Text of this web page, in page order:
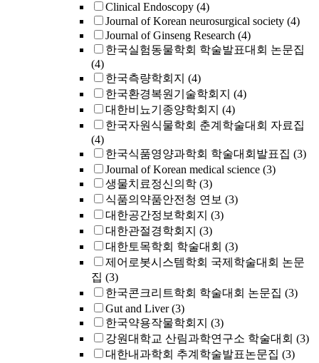
Clinical Endoscopy (4)
Journal of Korean neurosurgical society (4)
Journal of Ginseng Research (4)
한국실험동물학회 학술발표대회 논문집
(4)
한국측량학회지 (4)
한국환경복원기술학회지 (4)
대한비뇨기종양학회지 (4)
한국자원식물학회 춘계학술대회 자료집
(4)
한국식품영양과학회 학술대회발표집 (3)
Journal of Korean medical science (3)
생물치료정신의학 (3)
식품의약품안전청 연보 (3)
대한공간정보학회지 (3)
대한관절경학회지 (3)
대한토목학회 학술대회 (3)
제어로봇시스템학회 국제학술대회 논문
집 (3)
한국콘크리트학회 학술대회 논문집 (3)
Gut and Liver (3)
한국약용작물학회지 (3)
강원대학교 산림과학연구소 학술대회 (3)
대한내과학회 추계학술발표논문집 (3)